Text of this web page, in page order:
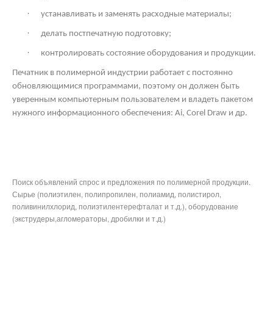
· устанавливать и заменять расходные материалы;
· делать постпечатную подготовку;
· контролировать состояние оборудования и продукции.
Печатник в полимерной индустрии работает с постоянно
обновляющимися программами, поэтому он должен быть
уверенным компьютерным пользователем и владеть пакетом
нужного информационного обеспечения: Ai, Corel Draw и др.
Поиск объявлений спрос и предложения по полимерной продукции.
Сырье (полиэтилен, полипропилен, полиамид, полистирол,
поливинилхлорид, полиэтилентерефталат и т.д.), оборудование
(экструдеры,агломераторы, дробилки и т.д.)